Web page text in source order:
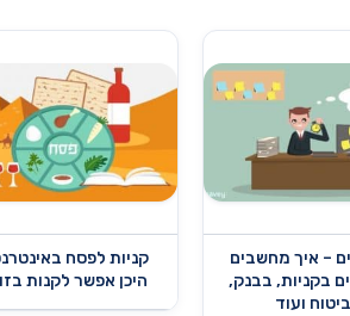
– איך מחשבים
בקניות, בבנק,
ועוד
קניות לפסח
היכן אפשר לקנות